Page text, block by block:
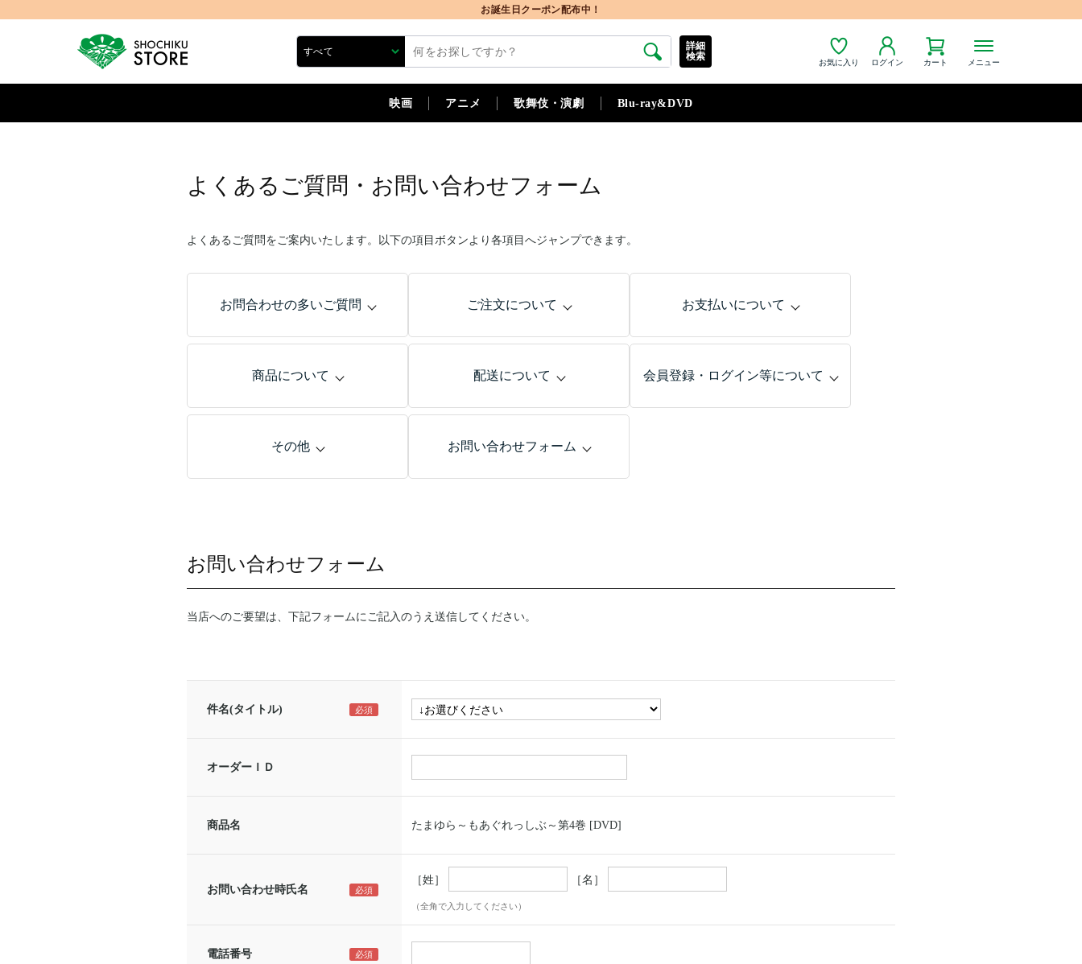
お誕生日クーポン配布中！
お気に入り ログイン カート メニュー
詳細
検索
映画 アニメ 歌舞伎・演劇 Blu-ray&DVD
よくあるご質問・お問い合わせフォーム
よくあるご質問をご案内いたします。以下の項目ボタンより各項目へジャンプできます。
お問合わせの多いご質問 ご注文について お支払いについて
商品について 配送について 会員登録・ログイン等について
その他 お問い合わせフォーム
お問い合わせフォーム
当店へのご要望は、下記フォームにご記入のうえ送信してください。
件名(タイトル)
オーダーＩＤ
商品名 たまゆら～もあぐれっしぶ～第4巻 [DVD]
お問い合わせ時氏名
［姓］ ［名］
（全角で入力してください）
電話番号